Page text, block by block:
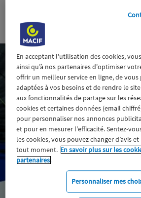
16 juin 2026
En acceptant l'utilisation des cookies,
ainsi qu’à nos partenaires d'optimiser
offrir un meilleur service en ligne, de
adaptées à vos besoins et de rendre le
aux fonctionnalités de partage sur les
cookies et certaines données (email
pour personnaliser nos annonces
et pour en mesurer l'efficacité. Sentez-
les cookies, vous pouvez changer d’avis
tout moment. En savoir plus sur les
partenaires.
Personnaliser mes